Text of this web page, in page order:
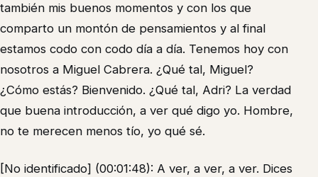
también mis buenos momentos y con los que
comparto un montón de pensamientos y al final
estamos codo con codo día a día. Tenemos hoy con
nosotros a Miguel Cabrera. ¿Qué tal, Miguel?
¿Cómo estás? Bienvenido. ¿Qué tal, Adri? La verdad
que buena introducción, a ver qué digo yo. Hombre,
no te merecen menos tío, yo qué sé.
[No identificado] (00:01:48): A ver, a ver, a ver. Dices